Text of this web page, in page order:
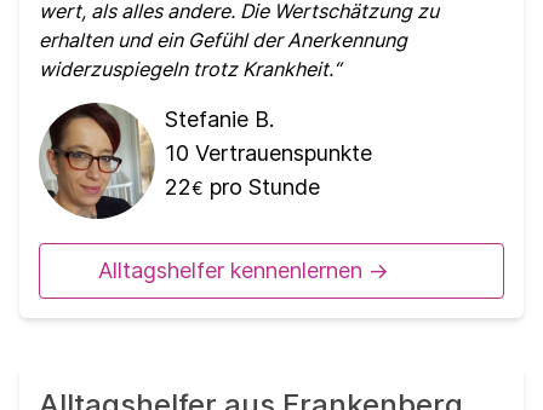
wert, als alles andere. Die Wertschätzung zu
erhalten und ein Gefühl der Anerkennung
widerzuspiegeln trotz Krankheit.
Stefanie B.
10 Vertrauenspunkte
22€ pro Stunde
Alltagshelfer kennenlernen ->